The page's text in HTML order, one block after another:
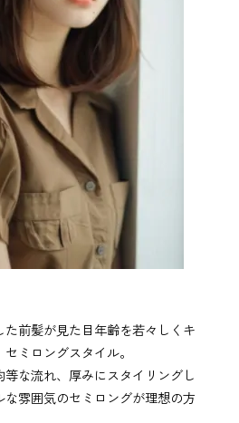
前髪が見た目年齢を若々しくキ
ミロングスタイル。
等な流れ、厚みにスタイリングし
雰囲気のセミロングが理想の方